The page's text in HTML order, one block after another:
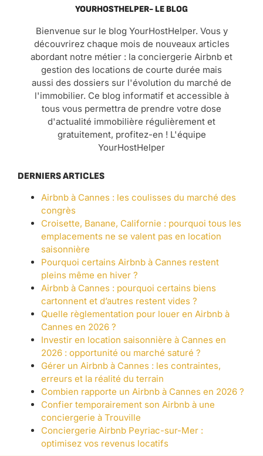
YOURHOSTHELPER- LE BLOG
Bienvenue sur le blog YourHostHelper. Vous y
découvrirez chaque mois de nouveaux articles
abordant notre métier : la conciergerie Airbnb et
gestion des locations de courte durée mais
aussi des dossiers sur l'évolution du marché de
l'immobilier. Ce blog informatif et accessible à
tous vous permettra de prendre votre dose
d'actualité immobilière régulièrement et
gratuitement, profitez-en ! L'équipe
YourHostHelper
DERNIERS ARTICLES
Airbnb à Cannes : les coulisses du marché des
congrès
Croisette, Banane, Californie : pourquoi tous les
emplacements ne se valent pas en location
saisonnière
Pourquoi certains Airbnb à Cannes restent
pleins même en hiver ?
Airbnb à Cannes : pourquoi certains biens
cartonnent et d’autres restent vides ?
Quelle règlementation pour louer en Airbnb à
Cannes en 2026 ?
Investir en location saisonnière à Cannes en
2026 : opportunité ou marché saturé ?
Gérer un Airbnb à Cannes : les contraintes,
erreurs et la réalité du terrain
Combien rapporte un Airbnb à Cannes en 2026 ?
Confier temporairement son Airbnb à une
conciergerie à Trouville
Conciergerie Airbnb Peyriac-sur-Mer :
optimisez vos revenus locatifs